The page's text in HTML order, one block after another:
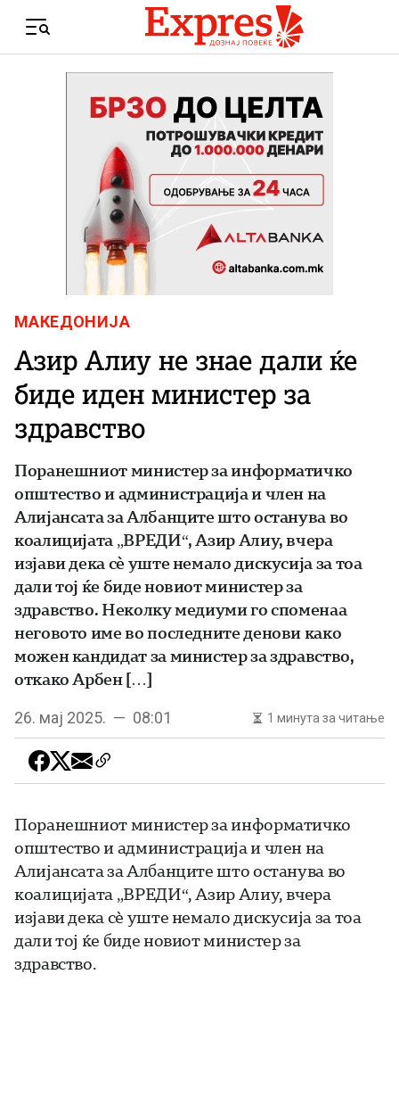
Menu
МАКЕДОНИЈА
Азир Алиу не знае дали ќе
биде иден министер за
здравство
Поранешниот министер за информатичко
општество и администрација и член на
Алијансата за Албанците што останува во
коалицијата „ВРЕДИ“, Азир Алиу, вчера
изјави дека сè уште немало дискусија за тоа
дали тој ќе биде новиот министер за
здравство. Неколку медиуми го споменаа
неговото име во последните денови како
можен кандидат за министер за здравство,
откако Арбен […]
26. мај 2025. — 08:01 1 минута за читање
Поранешниот министер за информатичко
општество и администрација и член на
Алијансата за Албанците што останува во
коалицијата „ВРЕДИ“, Азир Алиу, вчера
изјави дека сè уште немало дискусија за тоа
дали тој ќе биде новиот министер за
здравство.